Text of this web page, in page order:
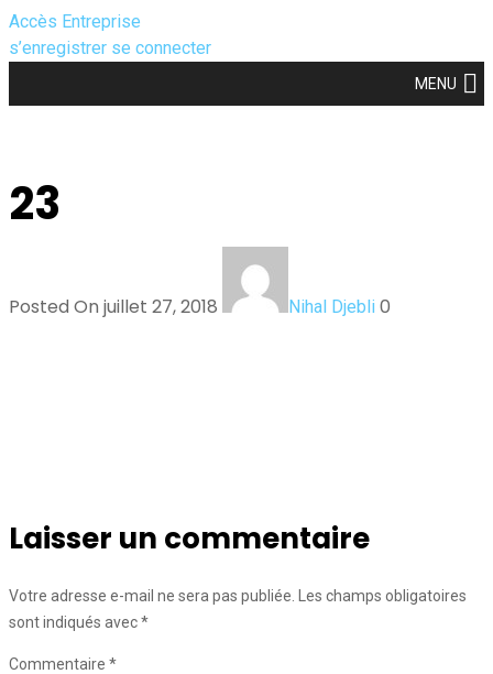
Accès Entreprise
s’enregistrer se connecter
MENU
23
Posted On juillet 27, 2018 Nihal Djebli 0
Laisser un commentaire
Votre adresse e-mail ne sera pas publiée. Les champs obligatoires
sont indiqués avec*
Commentaire *